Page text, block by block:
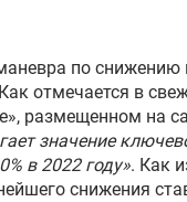
по снижению
отмечается в
размещенном на
значение
в 2022 году». Как
снижения